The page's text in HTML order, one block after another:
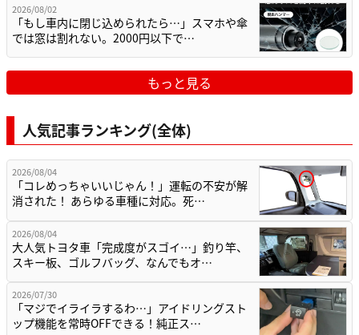
2026/08/02
「もし車内に閉じ込められたら…」スマホや傘
では窓は割れない。2000円以下で…
もっと見る
人気記事ランキング(全体)
2026/08/04
「コレめっちゃいいじゃん！」運転の不安が解
消された！ あらゆる車種に対応。死…
2026/08/04
大人気トヨタ車「完成度がスゴイ…」釣り竿、
スキー板、ゴルフバッグ、なんでもオ…
2026/07/30
「マジでイライラするわ…」アイドリングスト
ップ機能を常時OFFできる！純正ス…